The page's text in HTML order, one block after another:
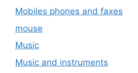
Mobiles phones and faxes
mouse
Music
Music and instruments